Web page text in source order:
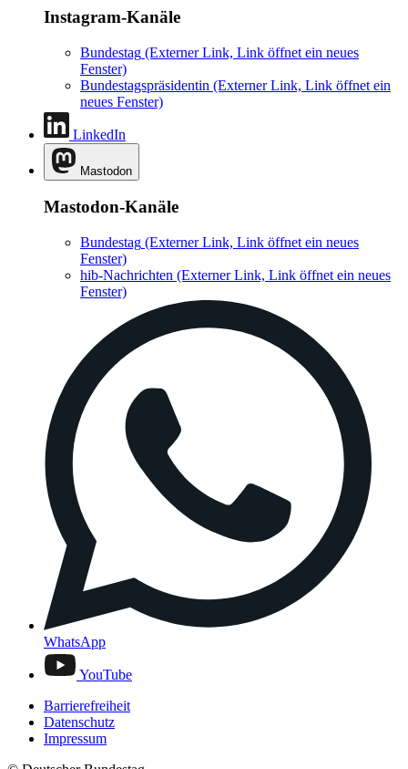
Instagram-Kanäle
Bundestag (Externer Link, Link öffnet ein neues
Fenster)
Bundestagspräsidentin (Externer Link, Link öffnet ein
neues Fenster)
LinkedIn
Mastodon
Mastodon-Kanäle
Bundestag (Externer Link, Link öffnet ein neues
Fenster)
hib-Nachrichten (Externer Link, Link öffnet ein neues
Fenster)
WhatsApp
YouTube
Barrierefreiheit
Datenschutz
Impressum